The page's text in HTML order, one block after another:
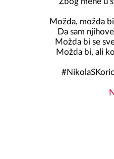
Možda, možda
Da sam
Možda bi se
Možda bi, ali